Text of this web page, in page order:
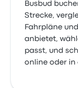
Busbud
Strecke,
Fahrpläne
anbietet,
passt, und
online oder in